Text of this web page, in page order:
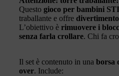
Questo gioco per bambini
traballante e offre
L’obiettivo è rimuovere i
senza farla crollare. Chi fa
Il set è contenuto in una borsa
over. Include: